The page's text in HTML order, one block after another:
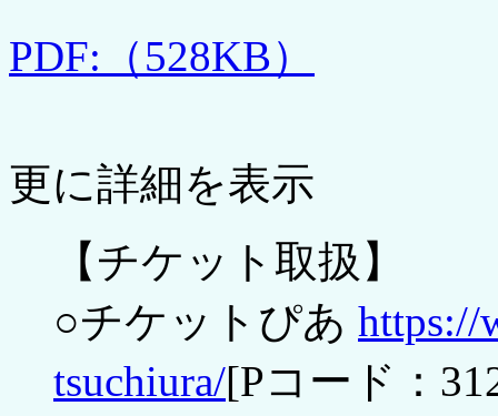
PDF:（528KB）
更に詳細を表示
【チケット取扱】
○チケットぴあ https://
tsuchiura/[Pコード：